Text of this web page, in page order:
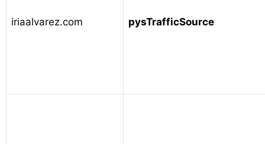
iriaalvarez.com pysTrafficSource